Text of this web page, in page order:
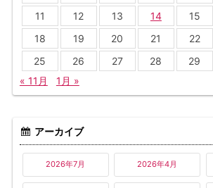
11
12 13 14 15
18
19 20 21 22
25
26 27 28 29
« 11月
1月 »
アーカイブ
2026年7月 2026年4月